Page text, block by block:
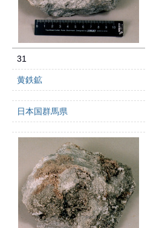
31
黄鉄鉱
日本国群馬県